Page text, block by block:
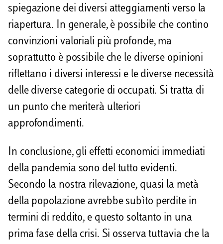
spiegazione dei diversi atteggiamenti verso la
riapertura. In generale, è possibile che contino
convinzioni valoriali più profonde, ma
soprattutto è possibile che le diverse opinioni
riflettano i diversi interessi e le diverse necessità
delle diverse categorie di occupati. Si tratta di
un punto che meriterà ulteriori
approfondimenti.
In conclusione, gli effetti economici immediati
della pandemia sono del tutto evidenti.
Secondo la nostra rilevazione, quasi la metà
della popolazione avrebbe subìto perdite in
termini di reddito, e questo soltanto in una
prima fase della crisi. Si osserva tuttavia che la